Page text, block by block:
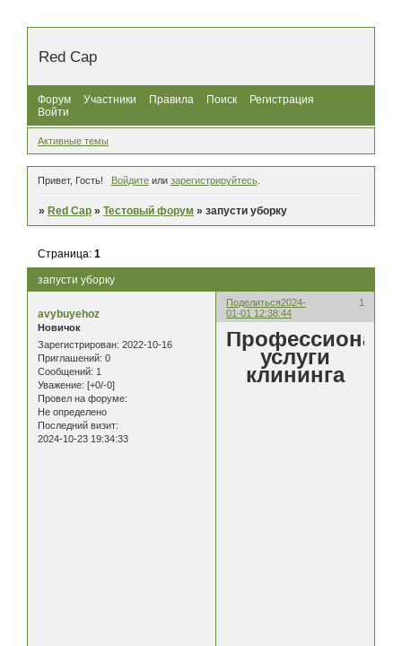
Red Cap
Форум Участники Правила Поиск
Регистрация
Войти
Активные темы
Привет, Гость! Войдитеили зарегистрируйтесь.
»Red Cap »Тестовый форум »запусти уборку
запусти уборку
Страница:1
Поделиться 1
2024-
01-01 12:38:44
avybuyehoz
Новичок
Зарегистрирован: 2022-10-16
Приглашений: 0
Сообщений: 1
Уважение: [+0/-0]
Провел на форуме:
Не определено
Последний визит:
2024-10-23 19:34:33
услуги
клининга